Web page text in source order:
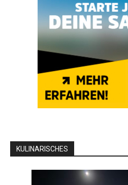
KULINARISCHES